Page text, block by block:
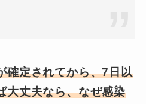
確定されてから、7日以
大丈夫なら、なぜ感染